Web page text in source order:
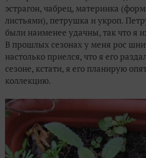
эстрагон, чабрец, материнка
листьями), петрушка и укроп.
были наименее удачны, так что я
В прошлых сезонах у меня рос
настолько приелся, что я его
сезоне, кстати, я его планирую
коллекцию.